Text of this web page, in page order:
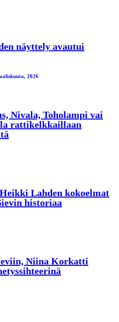
näyttely avautui
2026
Nivala, Toholampi vai
rattikelkkaillaan
Lahden kokoelmat
historiaa
Niina Korkatti